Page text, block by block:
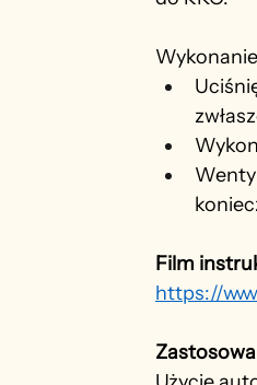
Film
https://